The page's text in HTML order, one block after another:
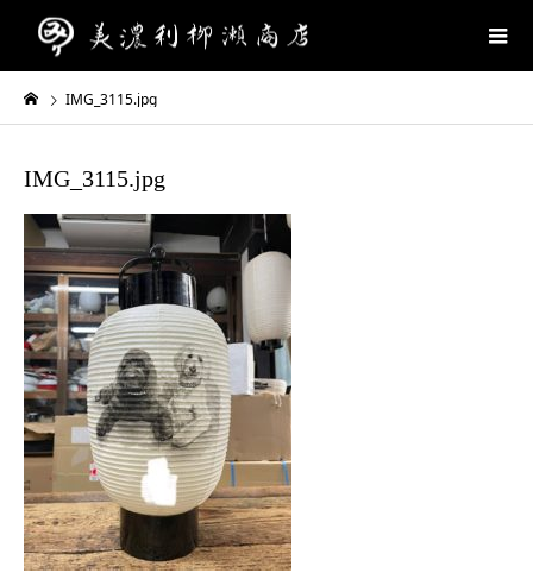
IMG_3115.jpg
IMG_3115.jpg